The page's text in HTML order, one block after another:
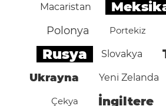
Macaristan
Polonya Portekiz
Rusya Slovakya
Ukrayna Yeni Zelanda
Çekya İngiltere